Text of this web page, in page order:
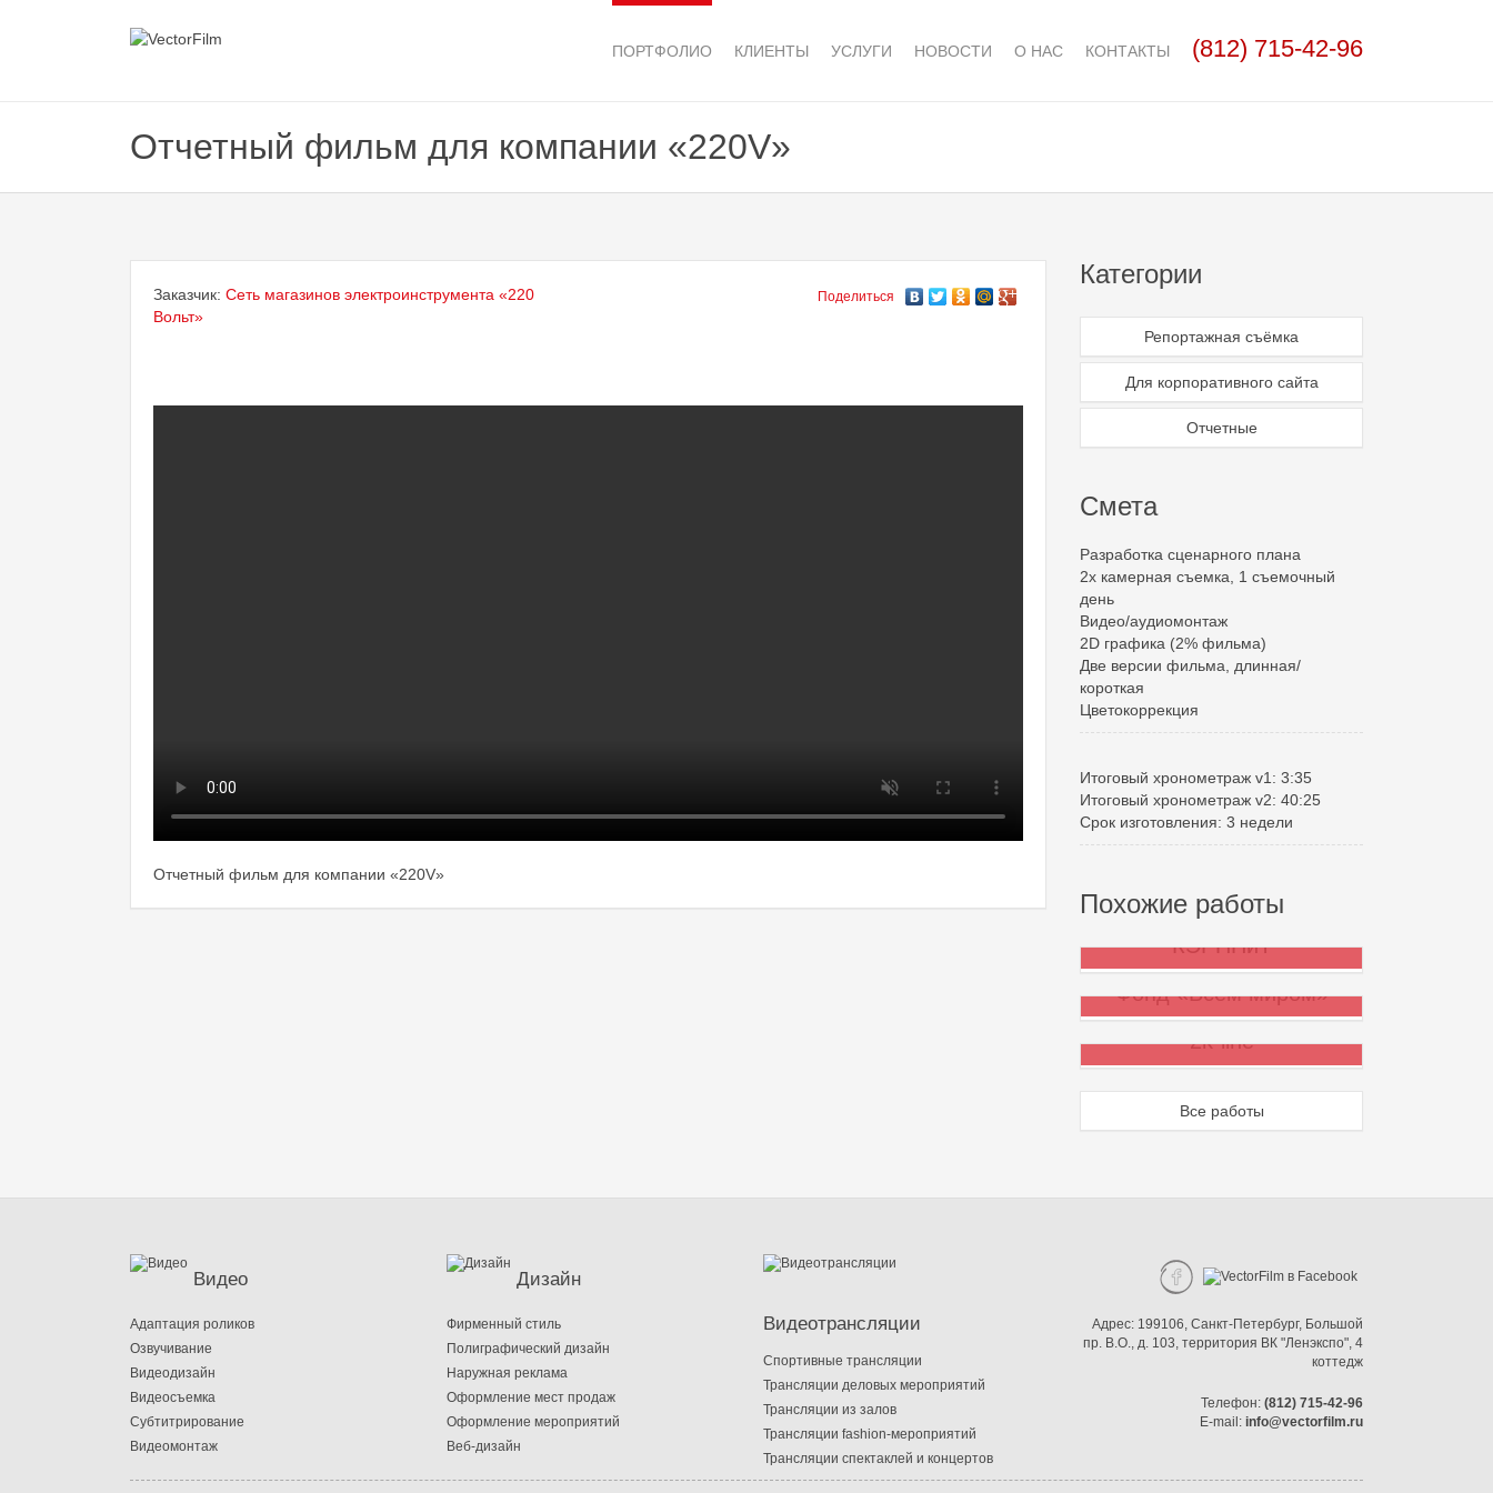
(812) 715-42-96
ПОРТФОЛИО КЛИЕНТЫ УСЛУГИ НОВОСТИ О НАС КОНТАКТЫ
Отчетный фильм для компании «220V»
Заказчик: Сеть магазинов электроинструмента «220
Вольт»
Поделиться
Отчетный фильм для компании «220V»
Категории
Репортажная съёмка
Для корпоративного сайта
Отчетные
Смета
Разработка сценарного плана
2х камерная съемка, 1 съемочный
день
Видео/аудиомонтаж
2D графика (2% фильма)
Две версии фильма, длинная/
короткая
Цветокоррекция
Итоговый хронометраж v1: 3:35
Итоговый хронометраж v2: 40:25
Срок изготовления: 3 недели
Похожие работы
КЭРППиТ
Фонд «Всем миром»
2k-line
Все работы
Видео
Адаптация роликов
Озвучивание
Видеодизайн
Видеосъемка
Субтитрирование
Видеомонтаж
Дизайн
Фирменный стиль
Полиграфический дизайн
Наружная реклама
Оформление мест продаж
Оформление мероприятий
Веб-дизайн
Видеотрансляции
Cпортивные трансляции
Трансляции деловых мероприятий
Трансляции из залов
Трансляции fashion-мероприятий
Трансляции спектаклей и концертов
Адрес: 199106, Санкт-Петербург, Большой
пр. В.О., д. 103, территория ВК "Ленэкспо", 4
коттедж
Телефон: (812) 715-42-96
E-mail: info@vectorfilm.ru